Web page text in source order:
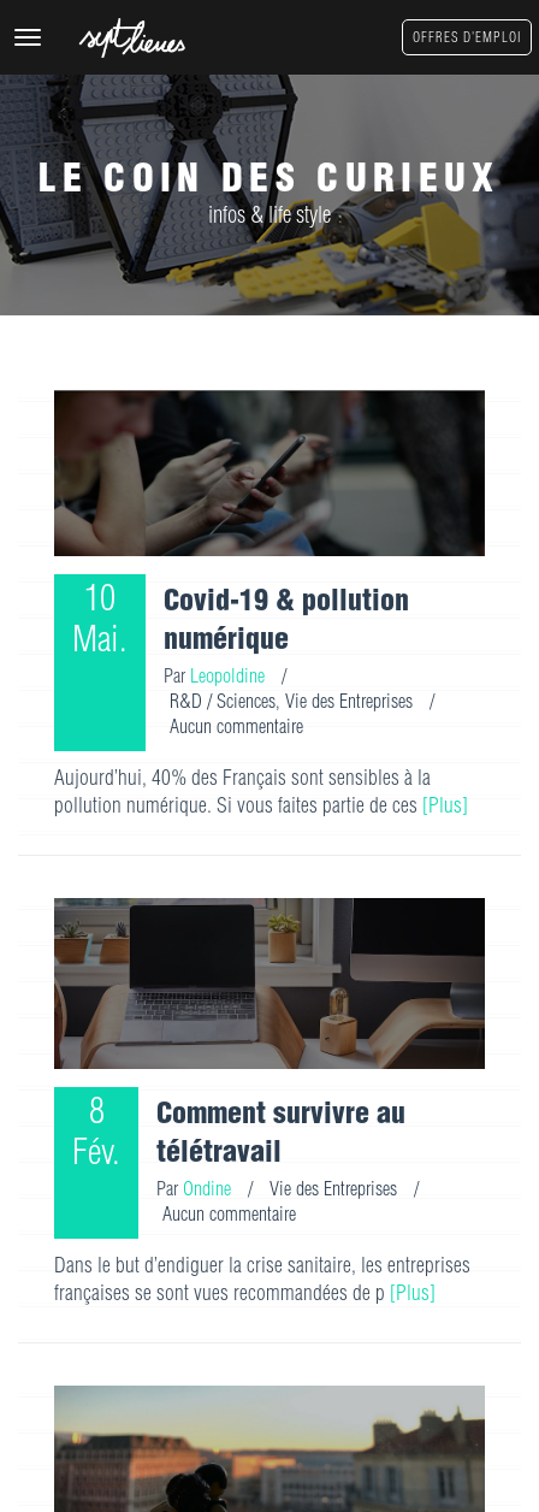
Toggle
OFFRES D'EMPLOI
LE COIN DES CURIEUX
infos & life style
10
Mai.
Covid-19 & pollution
numérique
Par Leopoldine
/
R&D / Sciences, Vie des Entreprises
/
Aucun commentaire
Aujourd’hui, 40% des Français sont sensibles à la
pollution numérique. Si vous faites partie de ces [Plus]
8
Fév.
Comment survivre au
télétravail
Par Ondine / Vie des Entreprises
/
Aucun commentaire
Dans le but d’endiguer la crise sanitaire, les entreprises
françaises se sont vues recommandées de p [Plus]